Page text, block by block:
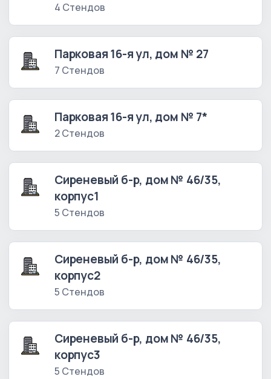
4 Стендов
Парковая 16-я ул, дом № 27
7 Стендов
Парковая 16-я ул, дом № 7*
2 Стендов
Сиреневый б-р, дом № 46/35,
корпус1
5 Стендов
Сиреневый б-р, дом № 46/35,
корпус2
5 Стендов
Сиреневый б-р, дом № 46/35,
корпус3
5 Стендов